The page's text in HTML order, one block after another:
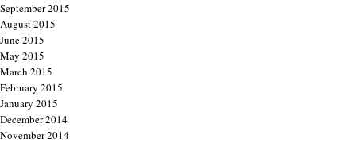
September 2015
August 2015
June 2015
May 2015
March 2015
February 2015
January 2015
December 2014
November 2014